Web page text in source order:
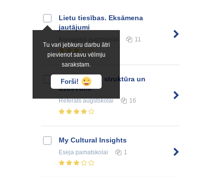
Tu vari jebkuru darbu ātri
pievienot savu vēlmju
sarakstam.
Forši!
Lietu tiesības. Eksāmena
jautājumi
11
Prokuratūras struktūra un
uzdevumi
Referātsaugstskolai 16
My Cultural Insights
Eseja pamatskolai 1